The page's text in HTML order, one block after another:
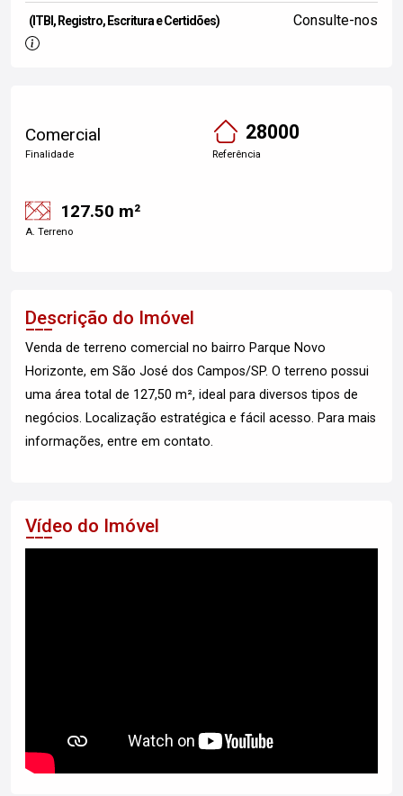
(ITBI, Registro, Escritura e Certidões) Consulte-nos
Comercial
Finalidade
28000
Referência
127.50 m²
A. Terreno
Descrição do Imóvel
Venda de terreno comercial no bairro Parque Novo
Horizonte, em São José dos Campos/SP. O terreno possui
uma área total de 127,50 m², ideal para diversos tipos de
negócios. Localização estratégica e fácil acesso. Para mais
informações, entre em contato.
Vídeo do Imóvel